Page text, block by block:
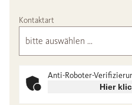
Kontaktart
Anti-Roboter-
Hier